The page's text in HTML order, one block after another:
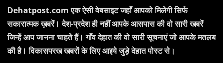
Dehatpost.com एक ऐसी वेबसाइट जहाँ आपको मिलेगी सिर्फ
सकारात्मक ख़बरें। देश-प्रदेश ही नहीं आपके आसपास की वो सारी खबरें
जिन्हें आप जानना चाहते हैं। गाँव देहात की वो सारी सूचनाएं जो आपके मतलब
की है। विकासपरख खबरों के लिए आइये जुड़े देहात पोस्ट से।